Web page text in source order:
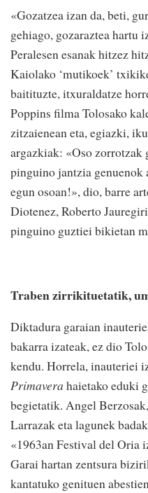
«Gozatzea izan da, beti,
gehiago, gozaraztea hartu
Peralesen esanak hitzez
Kaiolako ‘mutikoek’
baitituzte, itxuraldatze
Poppins filma Tolosako
zitzaienean eta, egiazki,
argazkiak: «Oso zorrotzak
pinguino jantzia
egun osoan!», dio, barre
Diotenez, Roberto
pinguino guztiei bikietan
Traben zirrikituetatik,
Diktadura garaian
bakarra izateak, ez dio
kendu. Horrela, inauteriei
Primavera haietako eduki
begietatik. Angel
Larrazak eta lagunek
«1963an Festival del Oria
Garai hartan zentsura
kantatuko genituen